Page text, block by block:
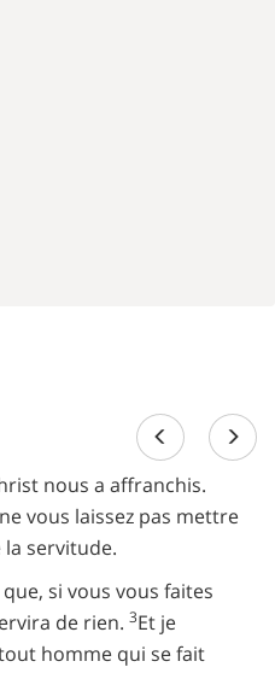
nous a affranchis.
vous laissez pas mettre
servitude.
si vous vous faites
de rien. 3Et je
homme qui se fait